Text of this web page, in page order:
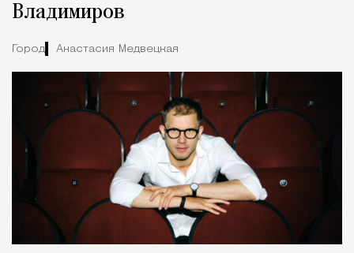
Владимиров
Город Анастасия Медвецкая